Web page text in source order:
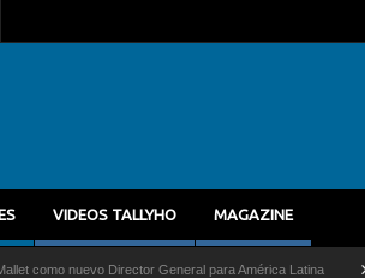
VIDEOS TALLYHO MAGAZINE
Director General para América Latina Thales